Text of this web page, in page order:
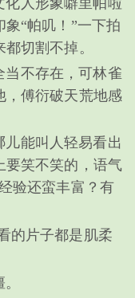
“帕叽！”一下拍
切割不掉。
当不存在，可林雀
，傅衍破天荒地感
能叫人轻易看出
要笑不笑的，语气
验还蛮丰富？有
的片子都是肌柔